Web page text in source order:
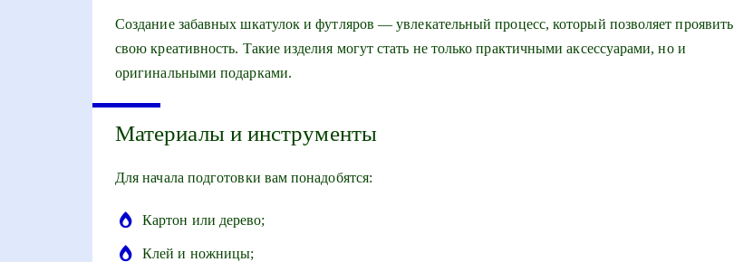
Создание забавных шкатулок и футляров — увлекательный процесс, который позволяет проявить
свою креативность. Такие изделия могут стать не только практичными аксессуарами, но и
оригинальными подарками.
Материалы и инструменты
Для начала подготовки вам понадобятся:
Картон или дерево;
Клей и ножницы;